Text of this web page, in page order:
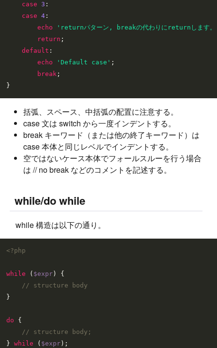
case
3 :
case
4 :
echo
'returnパターン, breakの代わりにreturnします
return ;
default :
echo
'Default case' ;
break ;
括弧、スペース、中括弧の配置に注意する。
case 文は switch から一度インデントする。
break キーワード（または他の終了キーワード）は
case 本体と同じレベルでインデントする。
空ではないケース本体でフォールスルーを行う場合
は // no break などのコメントを記述する。
while/do while
while 構造は以下の通り。
<?php
while ( $expr ) {
// structure body
}
do {
// structure body;
} while ( $expr